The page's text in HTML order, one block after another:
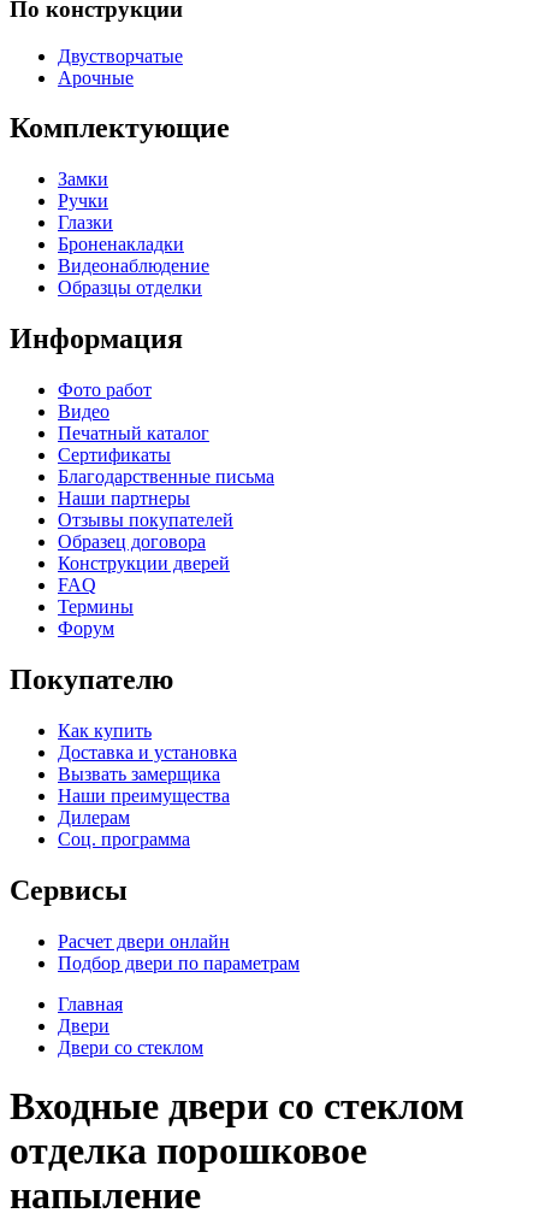
По конструкции
Двустворчатые
Арочные
Комплектующие
Замки
Ручки
Глазки
Броненакладки
Видеонаблюдение
Образцы отделки
Информация
Фото работ
Видео
Печатный каталог
Сертификаты
Благодарственные письма
Наши партнеры
Отзывы покупателей
Образец договора
Конструкции дверей
FAQ
Термины
Форум
Покупателю
Как купить
Доставка и установка
Вызвать замерщика
Наши преимущества
Дилерам
Соц. программа
Сервисы
Расчет двери онлайн
Подбор двери по параметрам
Главная
Двери
Двери со стеклом
Входные двери со стеклом
отделка порошковое
напыление